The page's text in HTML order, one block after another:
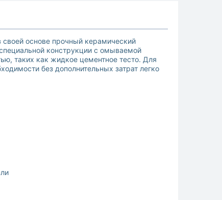
основе прочный керамический
конструкции с омываемой
таких как жидкое цементное тесто. Для
без дополнительных затрат легко